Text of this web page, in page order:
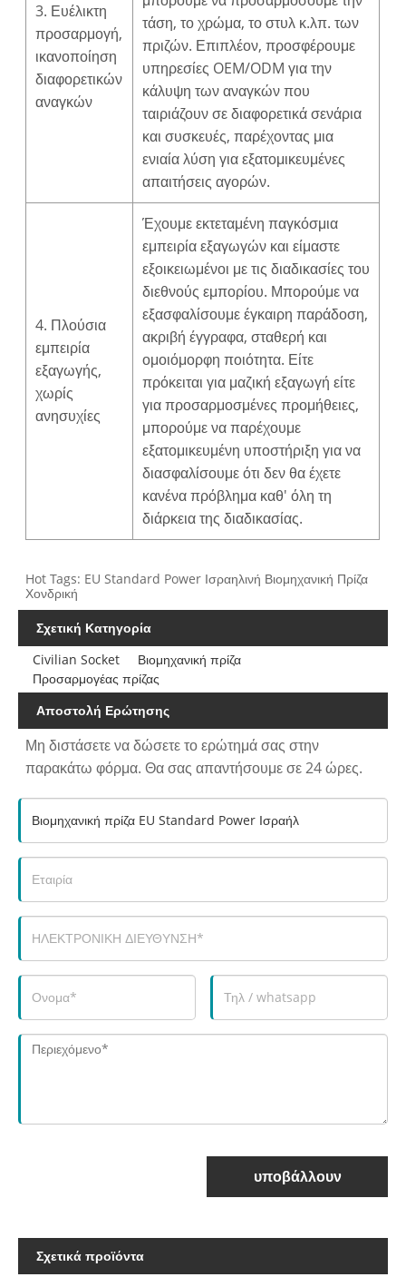
3. Ευέλικτη
προσαρμογή,
ικανοποίηση
διαφορετικών
αναγκών
τάση, το χρώμα, το στυλ κ.λπ. των
πριζών. Επιπλέον, προσφέρουμε
υπηρεσίες OEM/ODM για την
κάλυψη των αναγκών που
ταιριάζουν σε διαφορετικά σενάρια
και συσκευές, παρέχοντας μια
ενιαία λύση για εξατομικευμένες
απαιτήσεις αγορών.
4. Πλούσια
εμπειρία
εξαγωγής,
χωρίς
ανησυχίες
Έχουμε εκτεταμένη παγκόσμια
εμπειρία εξαγωγών και είμαστε
εξοικειωμένοι με τις διαδικασίες του
διεθνούς εμπορίου. Μπορούμε να
εξασφαλίσουμε έγκαιρη παράδοση,
ακριβή έγγραφα, σταθερή και
ομοιόμορφη ποιότητα. Είτε
πρόκειται για μαζική εξαγωγή είτε
για προσαρμοσμένες προμήθειες,
μπορούμε να παρέχουμε
εξατομικευμένη υποστήριξη για να
διασφαλίσουμε ότι δεν θα έχετε
κανένα πρόβλημα καθ' όλη τη
διάρκεια της διαδικασίας.
Hot Tags: EU Standard Power Ισραηλινή Βιομηχανική Πρίζα
Χονδρική
Σχετική Κατηγορία
Civilian Socket
Βιομηχανική πρίζα
Προσαρμογέας πρίζας
Αποστολή Ερώτησης
Μη διστάσετε να δώσετε το ερώτημά σας στην
παρακάτω φόρμα. Θα σας απαντήσουμε σε 24 ώρες.
υποβάλλουν
Σχετικά προϊόντα